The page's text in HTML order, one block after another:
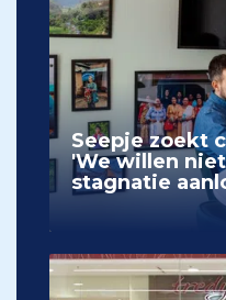
Seepje zoekt
'We willen
stagnatie